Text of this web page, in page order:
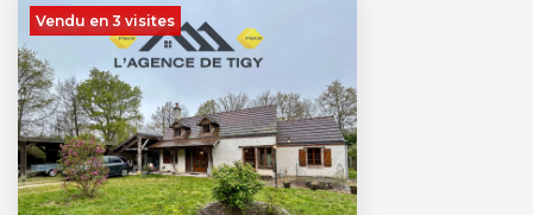
Vendu en 3 visites